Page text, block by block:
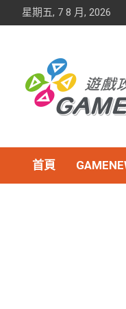
星期五, 7 8 月, 2026
首頁